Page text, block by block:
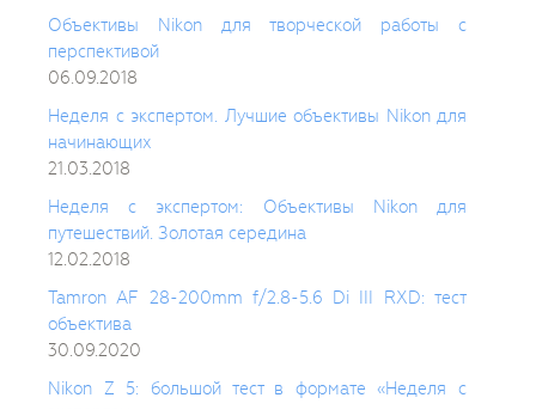
Объективы Nikon для творческой работы с
перспективой
06.09.2018
Неделя с экспертом. Лучшие объективы Nikon для
начинающих
21.03.2018
Неделя с экспертом: Объективы Nikon для
путешествий. Золотая середина
12.02.2018
Tamron AF 28-200mm f/2.8-5.6 Di III RXD: тест
объектива
30.09.2020
Nikon Z 5: большой тест в формате «Неделя с